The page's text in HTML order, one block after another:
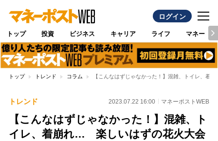
ログイン
トップ 投資 ビジネス キャリア ライフ マネー
トップ トレンド コラム 【こんなはずじゃなかった！】混雑、トイレ、着
トレンド 2023.07.22 16:00 マネーポストWEB
【こんなはずじゃなかった！】混雑、ト
イレ、着崩れ… 楽しいはずの花火大会